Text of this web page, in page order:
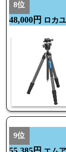
8位
48,000円 ロカ
9位